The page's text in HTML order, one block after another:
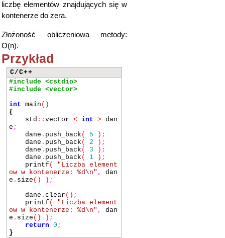
liczbę elementów znajdujących się w
kontenerze do zera.
Złożoność obliczeniowa metody:
O(n).
Przykład
C/C++
#include <cstdio>
#include <vector>
int main ()
{
std :: vector < int > dan
e ;
dane . push_back ( 5 ) ;
dane . push_back ( 2 ) ;
dane . push_back ( 3 ) ;
dane . push_back ( 1 ) ;
printf (
"Liczba element
ow w kontenerze: %d\n" ,
dan
e . size () ) ;
dane . clear () ;
printf (
"Liczba element
ow w kontenerze: %d\n" ,
dan
e . size () ) ;
return 0 ;
}